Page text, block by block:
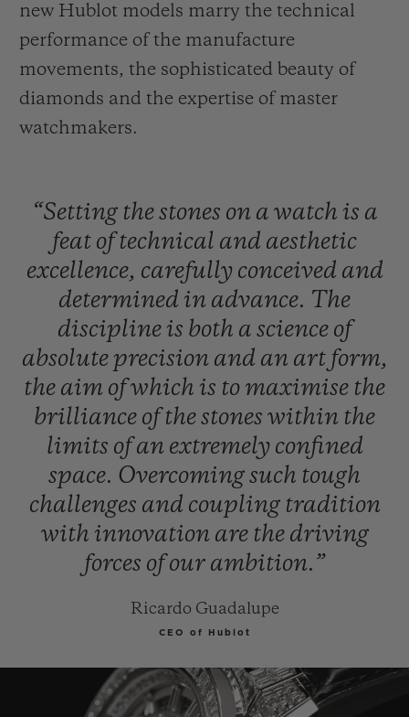
new Hublot models marry the technical
performance of the manufacture
movements, the sophisticated beauty of
diamonds and the expertise of master
watchmakers.
“Setting thestones on a watch is a
feat oftechnical and aesthetic
excellence, carefully conceived and
determined in advance. The
discipline is both a science of
absolute precision and an art form,
the aim ofwhich is to maximise the
brilliance ofthestones within the
limits ofan extremely confined
space. Overcomingsuch tough
challenges and coupling tradition
with innovation are the driving
forces ofour ambition.”
Ricardo Guadalupe
CEO of Hublot
お問い合わせ